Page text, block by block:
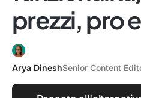
prezzi, pro
Arya DineshSenior Content